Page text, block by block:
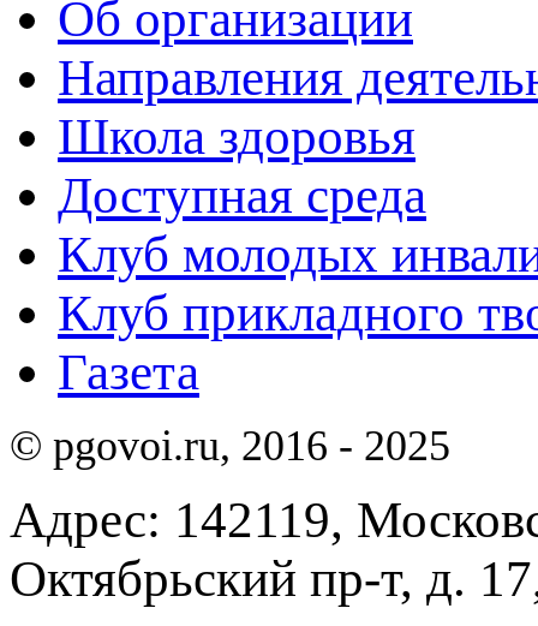
Об организации
Направления
Школа здоровья
Доступная среда
Клуб молодых
Клуб прикладного
Газета
© pgovoi.ru, 2016 - 2025
Адрес: 142119,
Октябрьский пр-т, д.